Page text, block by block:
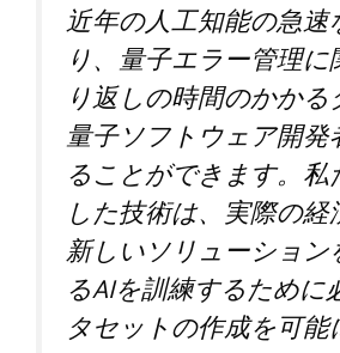
近年の人工知能の急速
り、量子エラー管理
り返しの時間のかかる
量子ソフトウェア開発
ることができます。
した技術は、実際の
新しいソリューション
るAIを訓練するために
タセットの作成を可能